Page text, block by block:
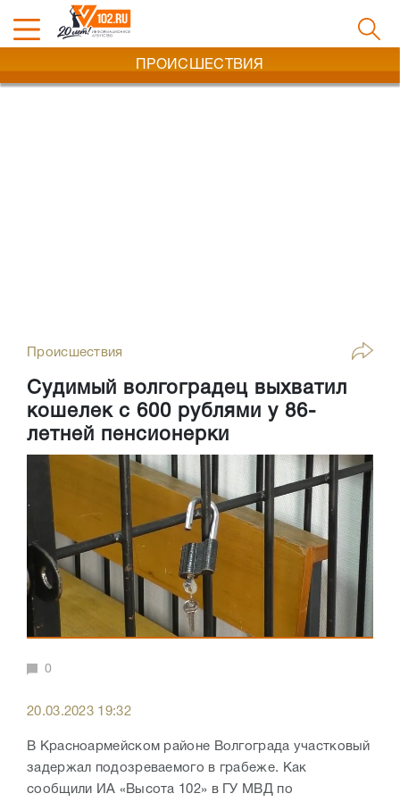
ПРОИСШЕСТВИЯ
Происшествия
Судимый волгоградец выхватил
кошелек с 600 рублями у 86-
летней пенсионерки
0
20.03.2023 19:32
В Красноармейском районе Волгограда участковый
задержал подозреваемого в грабеже. Как
сообщили ИА «Высота 102» в ГУ МВД по